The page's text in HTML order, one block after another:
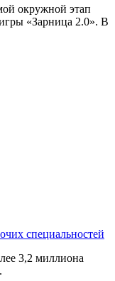
окружной этап
«Зарница 2.0». В
специальностей
3,2 миллиона